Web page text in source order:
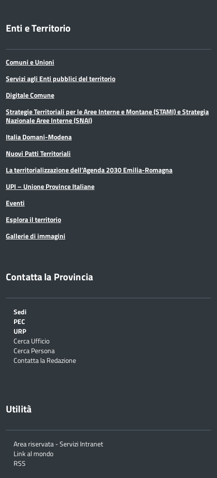
Enti e Territorio
Comuni e Unioni
Servizi agli Enti pubblici del territorio
Digitale Comune
Strategie Territoriali per le Aree Interne e Montane (STAMI) e Strategia
Nazionale Aree Interne (SNAI)
Italia Domani-Modena
Nuovi Patti Territoriali
La territorializzazione dell’Agenda 2030 Emilia-Romagna
UPI – Unione Province Italiane
Eventi
Esplora il territorio
Gallerie di immagini
Contatta la Provincia
Sedi
PEC
URP
Cerca Ufficio
Cerca Persona
Contatta la Redazione
Utilità
Area riservata - Servizi Intranet
Link al mondo
RSS